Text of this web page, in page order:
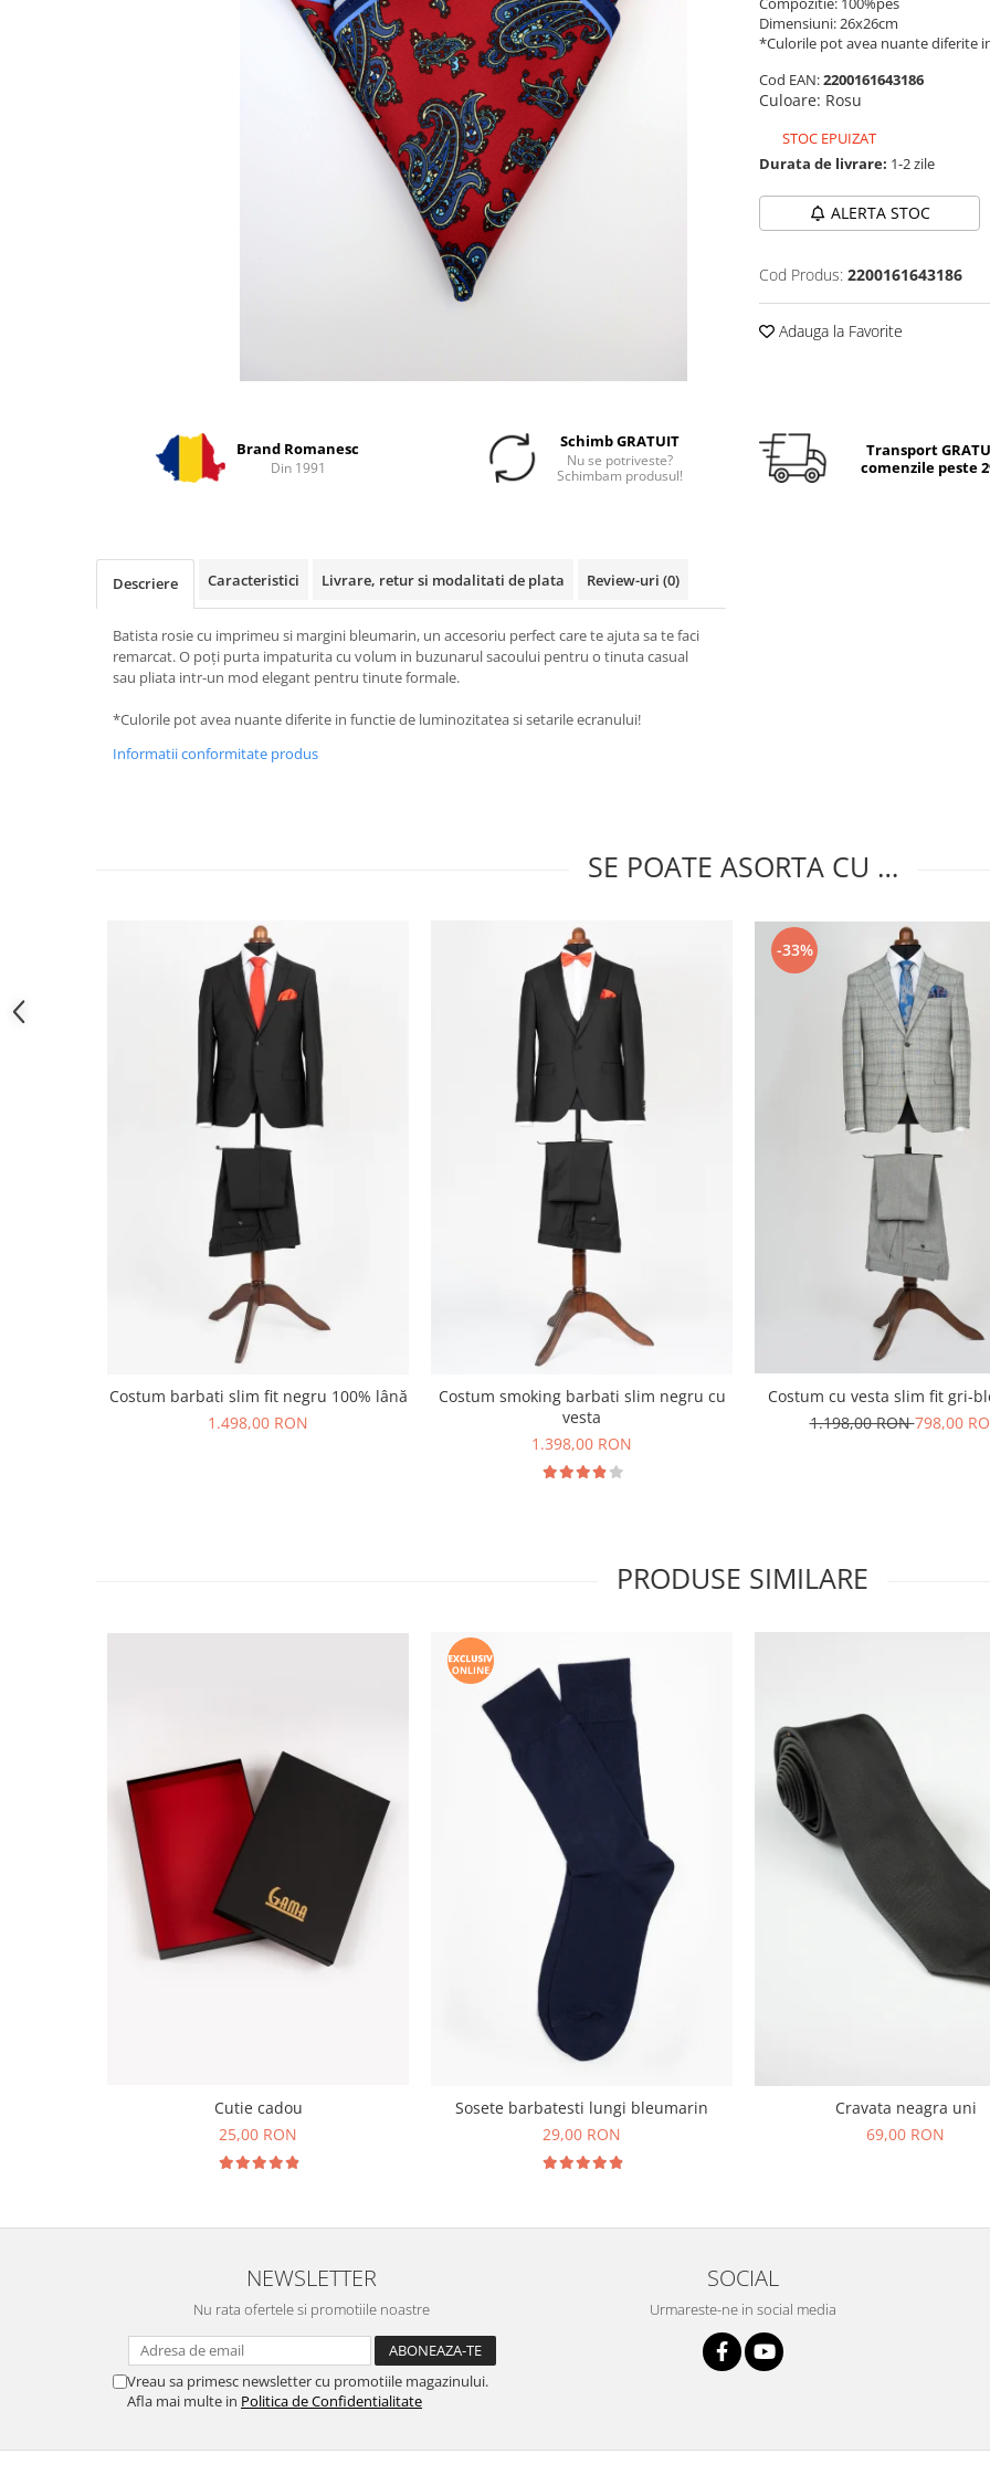
Dimensiuni: 26x26cm
*Culorile pot avea nuante diferite
Cod EAN:2200161643186
Culoare: Rosu
STOC EPUIZAT
Durata de livrare: 1-2 zile
ALERTA STOC
Cod Produs: 2200161643186
Adauga la Favorite
Brand Romanesc
Din 1991
Schimb GRATUIT
Nu se potriveste?
Schimbam produsul!
Transport
comenzile peste
Descriere Caracteristici Livrare, retur si modalitati de plata Review-uri (0)
Batista rosie cu imprimeu si margini bleumarin, un accesoriu perfect care te ajuta sa te faci
remarcat. O poți purta impaturita cu volum in buzunarul sacoului pentru o tinuta casual
sau pliata intr-un mod elegant pentru tinute formale.
*Culorile pot avea nuante diferite in functie de luminozitatea si setarile ecranului!
Informatii conformitate produs
SE POATE ASORTA CU …
Costum barbati slim fit negru 100% lână
1.498,00 RON
Costum smoking barbati slim negru cu
vesta
1.398,00 RON
-33%
Costum cu vesta slim fit gri-
1.198,00 RON798,00
PRODUSE SIMILARE
Cutie cadou
25,00 RON
Sosete barbatesti lungi bleumarin
29,00 RON
Cravata neagra uni
69,00 RON
NEWSLETTER
Nu rata ofertele si promotiile noastre
Vreau sa primesc newsletter cu promotiile magazinului.
Afla mai multe in Politica de Confidentialitate
SOCIAL
Urmareste-ne in social media